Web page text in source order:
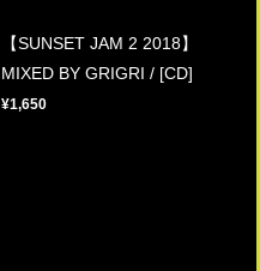
【SUNSET JAM 2 2018】
MIXED BY GRIGRI / [CD]
¥1,650